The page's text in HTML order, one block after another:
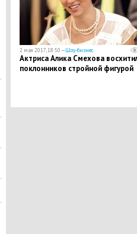
2 мая 2017, 18:50 —Шоу-бизнес
Актриса Алика Смехова
поклонников стройной фигурой